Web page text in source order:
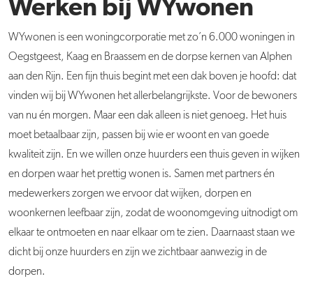
Werken bij WYwonen
WYwonen is een woningcorporatie met zo’n 6.000 woningen in
Oegstgeest, Kaag en Braassem en de dorpse kernen van Alphen
aan den Rijn. Een fijn thuis begint met een dak boven je hoofd: dat
vinden wij bij WYwonen het allerbelangrijkste. Voor de bewoners
van nu én morgen. Maar een dak alleen is niet genoeg. Het huis
moet betaalbaar zijn, passen bij wie er woont en van goede
kwaliteit zijn. En we willen onze huurders een thuis geven in wijken
en dorpen waar het prettig wonen is. Samen met partners én
medewerkers zorgen we ervoor dat wijken, dorpen en
woonkernen leefbaar zijn, zodat de woonomgeving uitnodigt om
elkaar te ontmoeten en naar elkaar om te zien. Daarnaast staan we
dicht bij onze huurders en zijn we zichtbaar aanwezig in de
dorpen.